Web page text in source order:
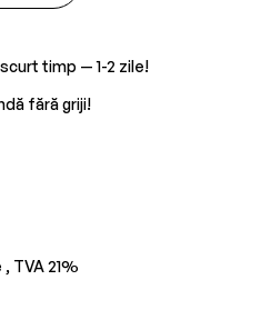
timp — 1-2 zile!
fără griji!
, TVA 21%